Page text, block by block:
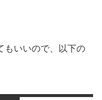
もいいので、以下の